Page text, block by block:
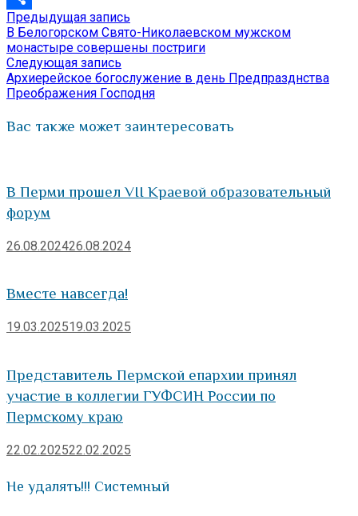
Отправить
Навигация
по
записям
Предыдущая запись
запись:
В Белогорском Свято-Николаевском мужском
монастыре совершены постриги
Следующая запись
запись:
Архиерейское богослужение в день Предпразднства
Преображения Господня
Вас также может заинтересовать
В Перми прошел VII Краевой образовательный
форум
26.08.202426.08.2024
Вместе навсегда!
19.03.202519.03.2025
Представитель Пермской епархии принял
участие в коллегии ГУФСИН России по
Пермскому краю
22.02.202522.02.2025
Не удалять!!! Системный